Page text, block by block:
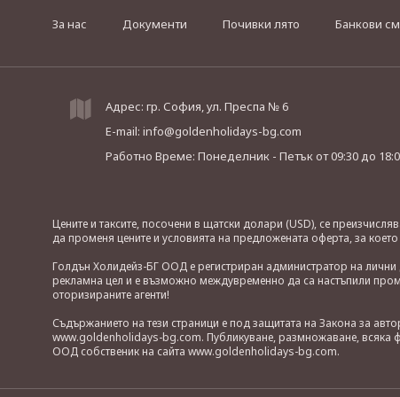
За нас Документи Почивки лято Банкови
Адрес: гр. София, ул. Преспа № 6
E-mail: info@goldenholidays-bg.com
Работно Време: Понеделник - Петъкот 09:30 до
Цените и таксите, посочени в щатски долари (USD), се
да променя цените и условията на предложената оферта, за
Голдън Холидейз-БГ ООД е регистриран администратор на
рекламна цел и е възможно междувременно да са настъпили
оторизираните агенти!
Съдържанието на тези страници е под защитата на Закона за
www.goldenholidays-bg.com. Публикуване, размножаване, всяка
ООД собственик на сайта www.goldenholidays-bg.com.